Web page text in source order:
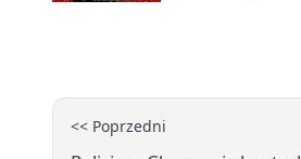
<< Poprzedni